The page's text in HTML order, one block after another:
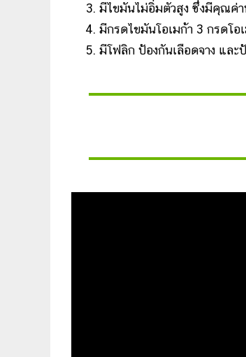
มีไขมันไม่อิ่มตัวสูง ซึ่งมีคุณค่า
มีกรดไขมันโอเมก้า 3 กรดโอ
มีโฟลิก ป้องกันเลือดจาง แล